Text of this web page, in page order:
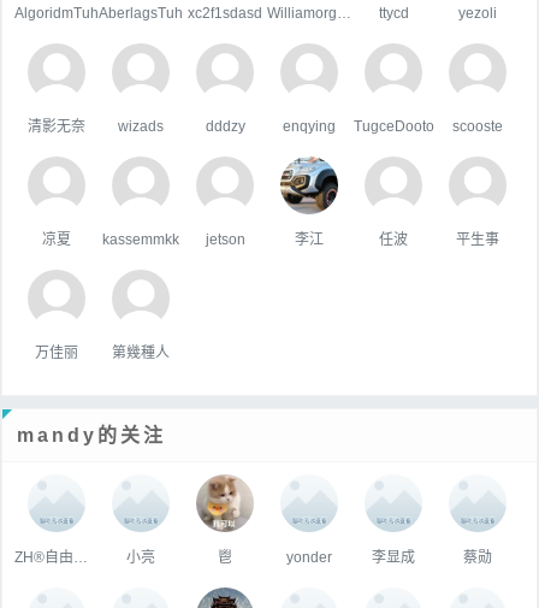
AlgoridmTuhAberlagsTuh xc2f1sdasd ttycd yezoli
清影无奈 wizads dddzy enqying TugceDooto scooste
凉夏 kassemmkk jetson 李江 任波 平生事
万佳丽 第幾種人
mandy的关注
小亮 鬯 yonder 李显成 蔡勋